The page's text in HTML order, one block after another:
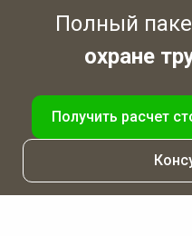
Полный
охране
Получить расчет